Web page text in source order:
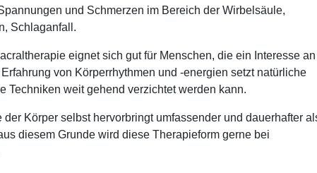
und Schmerzen im Bereich der Wirbelsäule,
Schlaganfall.
eignet sich gut für Menschen, die ein Interesse an
von Körperrhythmen und -energien setzt natürliche
Techniken weit gehend verzichtet werden kann.
Körper selbst hervorbringt umfassender und dauerhafter
diesem Grunde wird diese Therapieform gerne bei